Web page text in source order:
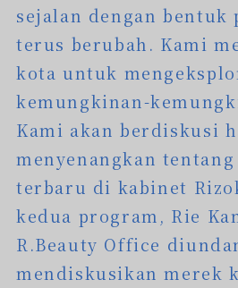
sejalan dengan bentuk
terus berubah. Kami
kota untuk
kemungkinan-
Kami akan berdiskusi
menyenangkan
terbaru di kabinet
kedua program, Rie
R.Beauty Office
mendiskusikan merek